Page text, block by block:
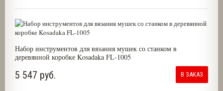
Набор инструментов для вязания мушек со станком в
деревянной коробке Kosadaka FL-1005
5 547 руб. В ЗАКАЗ